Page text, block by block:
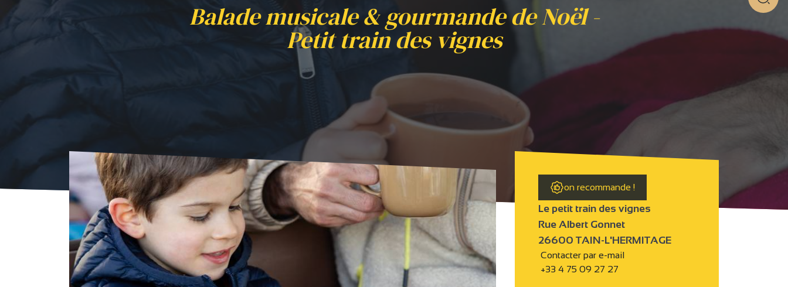
Balade musicale & gourmande de Noël -
Petit train des vignes
Accueil Agenda Agenda Balade musicale & gourmande de Noël - Petit train des vignes
on recommande !
Le petit train des vignes
Rue Albert Gonnet
26600 TAIN-L'HERMITAGE
Contacter par e-mail
+33 4 75 09 27 27